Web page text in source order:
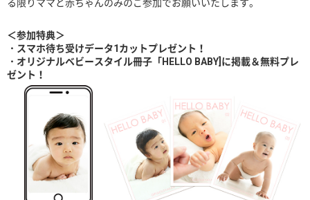
る限りママと赤ちゃんのみのご参加でお願いいたします。
＜参加特典＞
・スマホ待ち受けデータ1カットプレゼント！
・オリジナルベビースタイル冊子「HELLO BABY]に掲載＆無料プレ
ゼント！